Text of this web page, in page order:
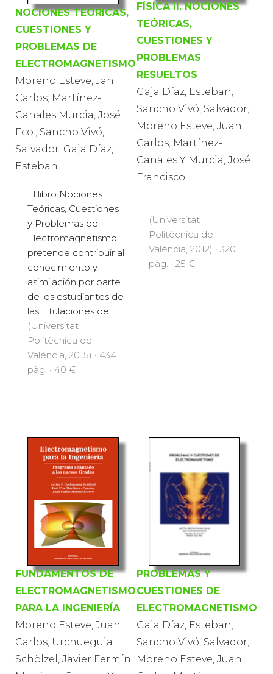
NOCIONES TEÓRICAS,
CUESTIONES Y
PROBLEMAS DE
ELECTROMAGNETISMO
Moreno Esteve, Jan
Carlos; Martínez-
Canales Murcia, José
Fco.; Sancho Vivó,
Salvador; Gaja Díaz,
Esteban
El libro Nociones
Teóricas, Cuestiones
y Problemas de
Electromagnetismo
pretende contribuir al
conocimiento y
asimilación por parte
de los estudiantes de
las Titulaciones de...
(Universitat
Politècnica de
València, 2015) · 434
pàg. · 40 €
FÍSICA II. NOCIONES
TEÓRICAS,
CUESTIONES Y
PROBLEMAS
RESUELTOS
Gaja Díaz, Esteban;
Sancho Vivó, Salvador;
Moreno Esteve, Juan
Carlos; Martínez-
Canales Y Murcia, José
Francisco
(Universitat
Politècnica de
València, 2012) · 320
pàg. · 25 €
FUNDAMENTOS DE
ELECTROMAGNETISMO
PARA LA INGENIERÍA
Moreno Esteve, Juan
Carlos; Urchueguia
Schölzel, Javier Fermín;
PROBLEMAS Y
CUESTIONES DE
ELECTROMAGNETISMO
Gaja Díaz, Esteban;
Sancho Vivó, Salvador;
Moreno Esteve, Juan